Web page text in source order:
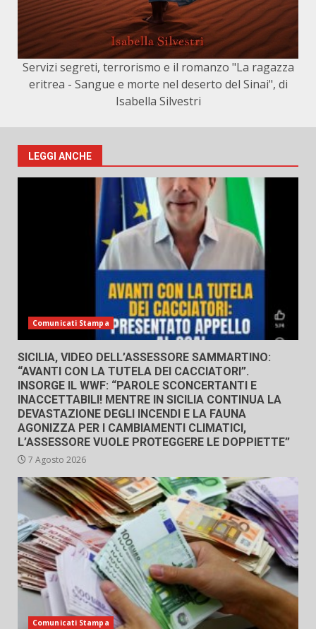
Servizi segreti, terrorismo e il romanzo "La ragazza
eritrea - Sangue e morte nel deserto del Sinai", di
Isabella Silvestri
LEGGI ANCHE
Comunicati Stampa
SICILIA, VIDEO DELL’ASSESSORE SAMMARTINO:
“AVANTI CON LA TUTELA DEI CACCIATORI”.
INSORGE IL WWF: “PAROLE SCONCERTANTI E
INACCETTABILI! MENTRE IN SICILIA CONTINUA LA
DEVASTAZIONE DEGLI INCENDI E LA FAUNA
AGONIZZA PER I CAMBIAMENTI CLIMATICI,
L’ASSESSORE VUOLE PROTEGGERE LE DOPPIETTE”
7 Agosto 2026
Comunicati Stampa